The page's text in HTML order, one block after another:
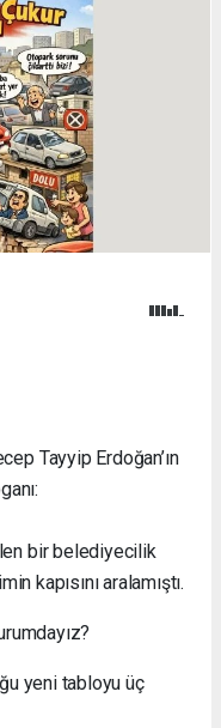
Tayyip Erdoğan’ın
bir belediyecilik
kapısını aralamıştı.
yeni tabloyu üç